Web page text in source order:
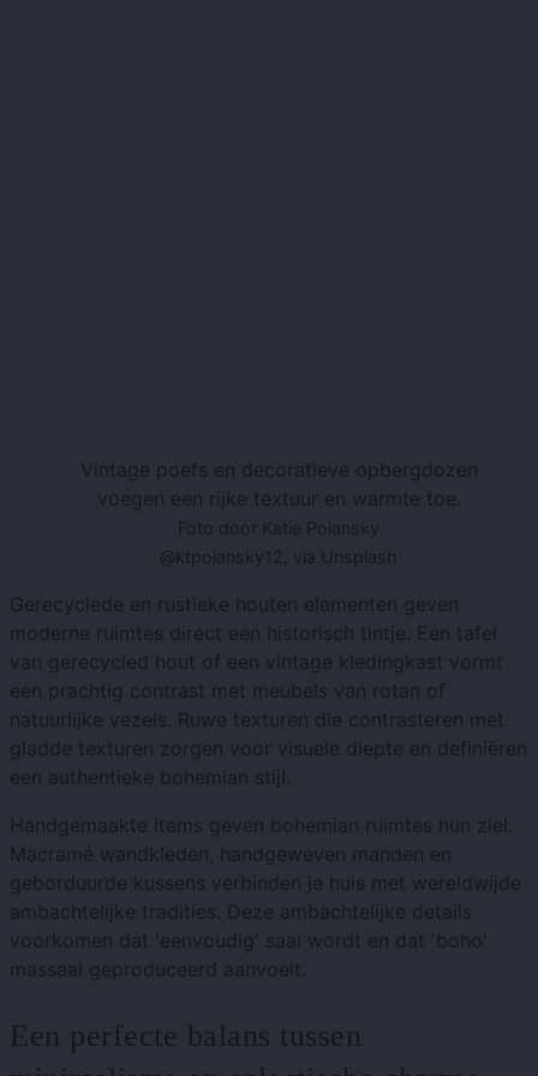
Vintage poefs en decoratieve opbergdozen
voegen een rijke textuur en warmte toe.
Foto door Katie Polansky
@ktpolansky12, via Unsplash
Gerecyclede en rustieke houten elementen geven
moderne ruimtes direct een historisch tintje. Een tafel
van gerecycled hout of een vintage kledingkast vormt
een prachtig contrast met meubels van rotan of
natuurlijke vezels. Ruwe texturen die contrasteren met
gladde texturen zorgen voor visuele diepte en definiëren
een authentieke bohemian stijl.
Handgemaakte items geven bohemian ruimtes hun ziel.
Macramé wandkleden, handgeweven manden en
geborduurde kussens verbinden je huis met wereldwijde
ambachtelijke tradities. Deze ambachtelijke details
voorkomen dat 'eenvoudig' saai wordt en dat 'boho'
massaal geproduceerd aanvoelt.
Een perfecte balans tussen